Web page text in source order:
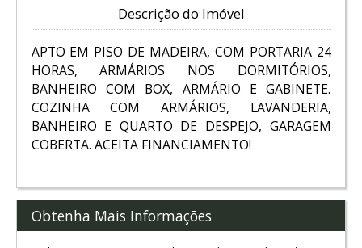
Descrição do Imóvel
APTO EM PISO DE MADEIRA, COM PORTARIA 24
HORAS, ARMÁRIOS NOS DORMITÓRIOS,
BANHEIRO COM BOX, ARMÁRIO E GABINETE.
COZINHA COM ARMÁRIOS, LAVANDERIA,
BANHEIRO E QUARTO DE DESPEJO, GARAGEM
COBERTA. ACEITA FINANCIAMENTO!
Obtenha Mais Informações